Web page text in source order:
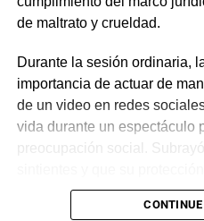
de maltrato y crueldad.
Durante la sesión ordinaria,
importancia de actuar de
de un video en redes
vida durante un espectáculo
preocupación social.
sensibilidad, sino una
que llamó a las instituciones